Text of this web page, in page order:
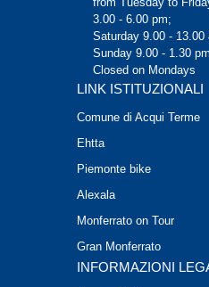
3.00 - 6.00 pm;
Saturday 9.00 - 13.00
Sunday 9.00 - 1.30 pm
Closed on Mondays
LINK ISTITUZIONALI
Comune di Acqui Terme
Ehtta
Piemonte bike
Alexala
Monferrato on Tour
Gran Monferrato
INFORMAZIONI